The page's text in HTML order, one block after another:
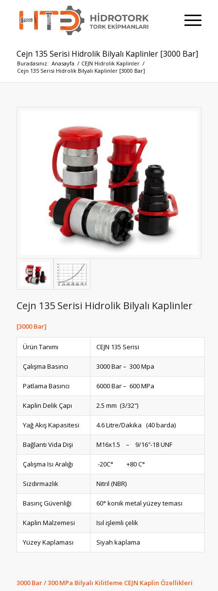
Cejn 135 Serisi Hidrolik Bilyalı Kaplinler [3000 Bar]
Buradasınız: Anasayfa / CEJN Hidrolik Kaplinler /
Cejn 135 Serisi Hidrolik Bilyalı Kaplinler [3000 Bar]
Cejn 135 Serisi Hidrolik Bilyalı Kaplinler
[3000 Bar]
Ürün Tanımı CEJN 135 Serisi
Çalışma Basıncı 3000 Bar – 300 Mpa
Patlama Basıncı 6000 Bar – 600 MPa
Kaplin Delik Çapı 2.5 mm (3/32″)
Yağ Akış Kapasitesi 4.6 Litre/Dakika (40 barda)
Bağlantı Vida Dişi M16x1.5 – 9/16″-18 UNF
Çalışma Isı Aralığı -20C° +80 C°
Sızdırmazlık Nitril (NBR)
Basınç Güvenliği 60° konik metal yüzey teması
Kaplin Malzemesi Isıl işlemli çelik
Yüzey Kaplaması Siyah kaplama
3000 Bar / 300 MPa Bilyalı Kilitleme CEJN Kaplin Özellikleri